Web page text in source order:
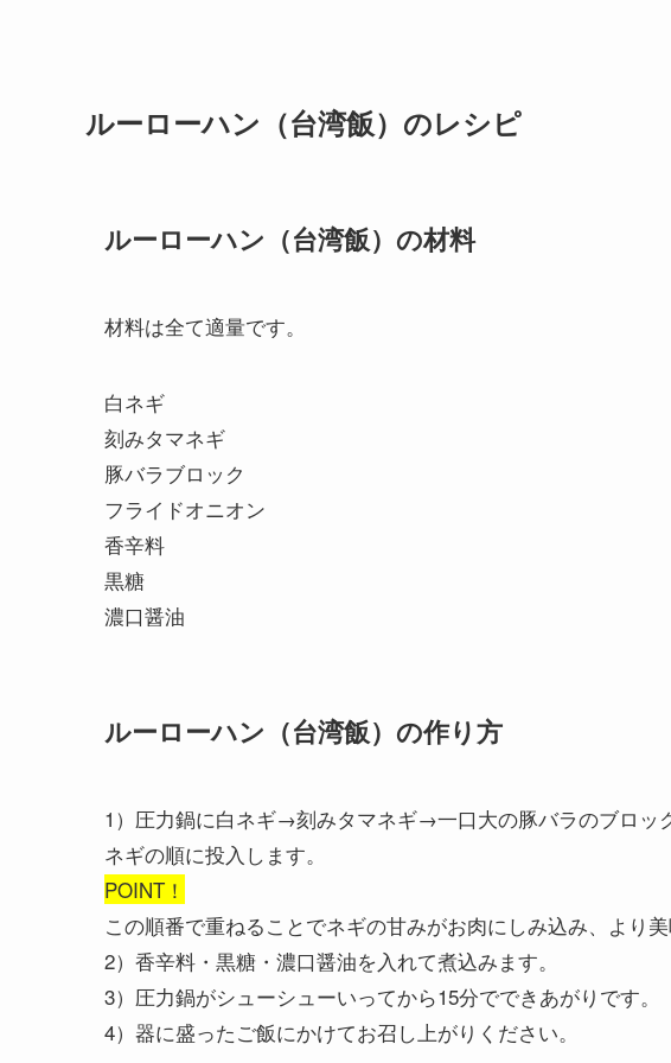
ルーローハン（台湾飯）のレシピ
ルーローハン（台湾飯）の材料
材料は全て適量です。
白ネギ
刻みタマネギ
豚バラブロック
フライドオニオン
香辛料
黒糖
濃口醤油
ルーローハン（台湾飯）の作り方
1）圧力鍋に白ネギ→刻みタマネギ→一口大の豚バラのブロ
ネギの順に投入します。
POINT！
この順番で重ねることでネギの甘みがお肉にしみ込み、より
2）香辛料・黒糖・濃口醤油を入れて煮込みます。
3）圧力鍋がシューシューいってから15分でできあがりです。
4）器に盛ったご飯にかけてお召し上がりください。